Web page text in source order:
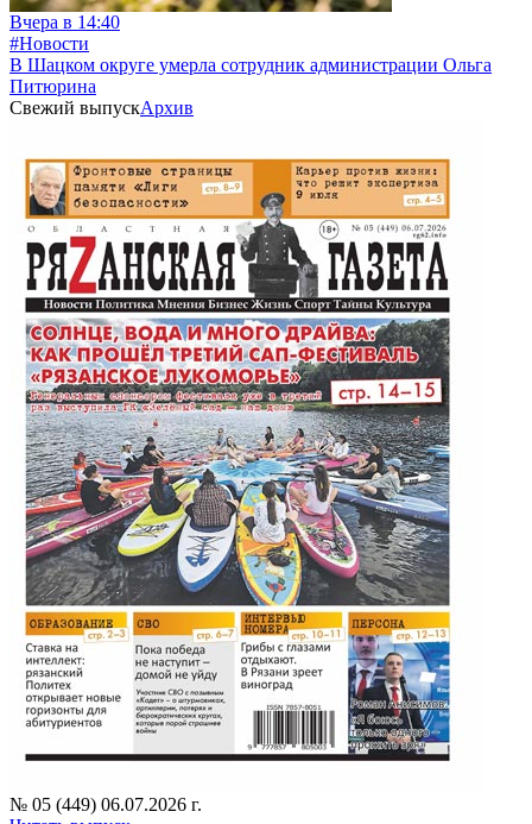
Вчера в 14:40
#Новости
В Шацком округе умерла сотрудник администрации Ольга
Питюрина
Свежий выпускАрхив
№ 05 (449) 06.07.2026 г.